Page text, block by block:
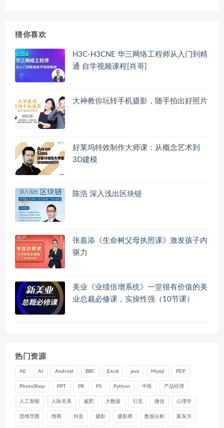
猜你喜欢
H3C-H3CNE 华三网络工程师从入门到精
通 自学视频课程[肖哥]
大神教你玩转手机摄影，随手拍出好照片
好莱坞特效制作大师课：从概念艺术到
3D建模
陈浩 深入浅出区块链
张嘉添《生命树父母执照课》激发孩子内
驱力
美业《业绩倍增系统》一堂很有价值的美
业总裁必修课，实操性强（10节课）
热门资源
AE AI Android BBC Excel java Mysql PDF
PhotoShop PPT PR PS Python 中医 产品经理
人工智能 人际关系 减肥 大数据 引流 微信 心理学
思维导图 情商 抖音 摄影 摄影师 数据分析 新东方